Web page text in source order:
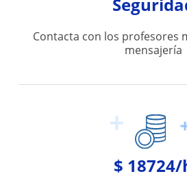
Contacta con los profesores
mensajería
$ 18724/